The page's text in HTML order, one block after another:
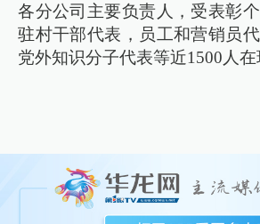
各分公司主要负责人，受表彰
驻村干部代表，员工和营销员
党外知识分子代表等近1500人在